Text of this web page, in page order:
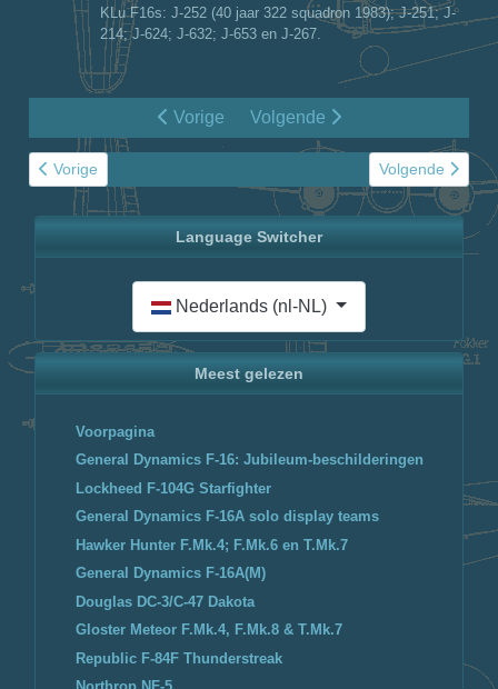
KLu F16s: J-252 (40 jaar 322 squadron 1983); J-251; J-
214; J-624; J-632; J-653 en J-267.
Vorige Volgende
Vorig artikel: Northrop NF-5 display teams 1970 - 1988
Vorige Volgende
Volgende
Language Switcher
Nederlands (nl-NL)
Meest gelezen
Voorpagina
General Dynamics F-16: Jubileum-beschilderingen
Lockheed F-104G Starfighter
General Dynamics F-16A solo display teams
Hawker Hunter F.Mk.4; F.Mk.6 en T.Mk.7
General Dynamics F-16A(M)
Douglas DC-3/C-47 Dakota
Gloster Meteor F.Mk.4, F.Mk.8 & T.Mk.7
Republic F-84F Thunderstreak